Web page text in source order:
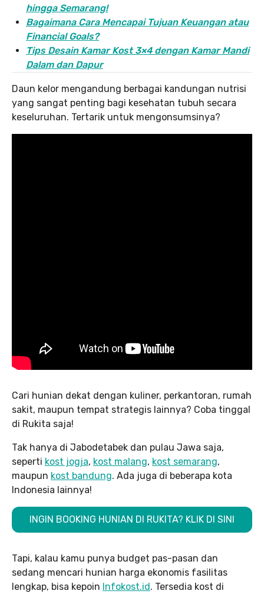
hingga Semarang!
Bagaimana Cara Mencapai Tujuan Keuangan atau
Financial Goals?
Tips Desain Kamar Kost 3×4 dengan Kamar Mandi
Dalam dan Dapur
Daun kelor mengandung berbagai kandungan nutrisi
yang sangat penting bagi kesehatan tubuh secara
keseluruhan. Tertarik untuk mengonsumsinya?
Cari hunian dekat dengan kuliner, perkantoran, rumah
sakit, maupun tempat strategis lainnya? Coba tinggal
di Rukita saja!
Tak hanya di Jabodetabek dan pulau Jawa saja,
seperti kost jogja, kost malang, kost semarang,
maupun kost bandung. Ada juga di beberapa kota
Indonesia lainnya!
INGIN BOOKING HUNIAN DI RUKITA? KLIK DI SINI
Tapi, kalau kamu punya budget pas-pasan dan
sedang mencari hunian harga ekonomis fasilitas
lengkap, bisa kepoin Infokost.id. Tersedia kost di